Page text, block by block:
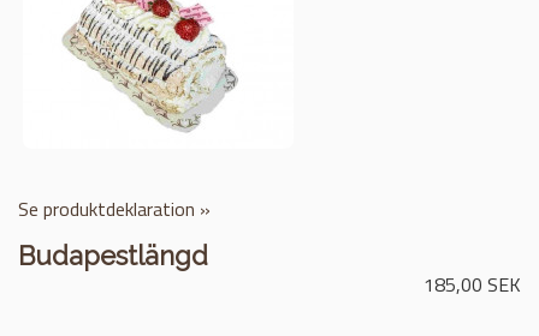
Se produktdeklaration »
Budapestlängd
185,00 SEK